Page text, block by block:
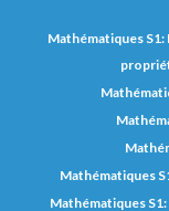
Mathématiques S1:
Mathématiques
Mathématiques